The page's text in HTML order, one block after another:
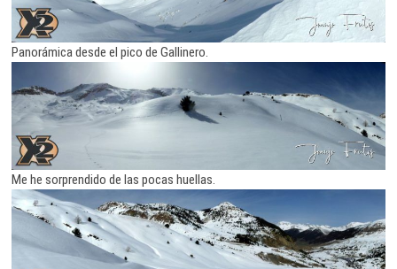
Panorámica desde el pico de Gallinero.
Me he sorprendido de las pocas huellas.